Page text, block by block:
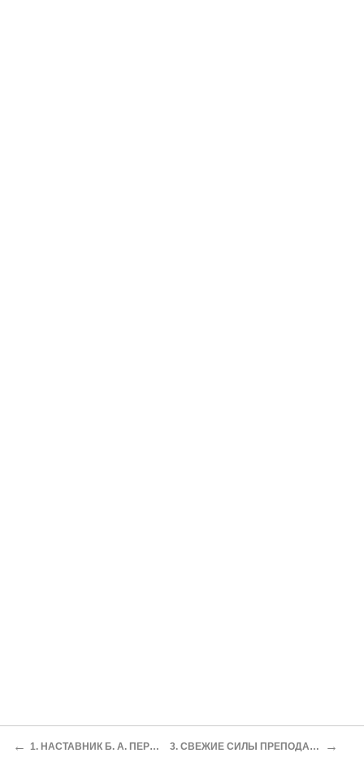
← 1. НАСТАВНИК Б. А. ПЕРОВСКИЙ 3. СВЕЖИЕ СИЛЫ ПРЕПОДАВАТЕЛЕЙ →